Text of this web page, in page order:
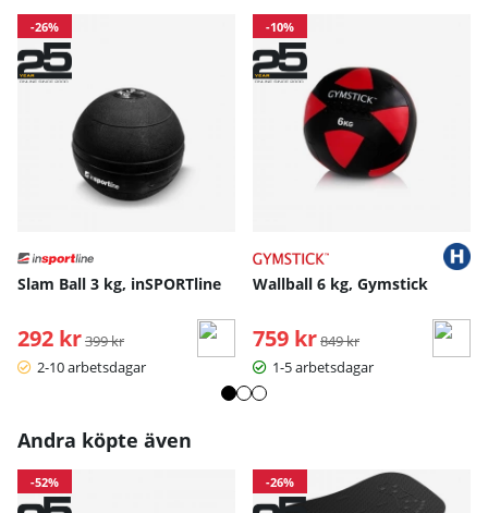
-26%
Slam Ball 3 kg, inSPORTline
292 kr Ordinarie pris:
399 kr
2-10 arbetsdagar
-10%
Wallball 6 kg, Gymstick
759 kr Ordinarie pris:
849 kr
1-5 arbetsdagar
Andra köpte även
-52% -26%